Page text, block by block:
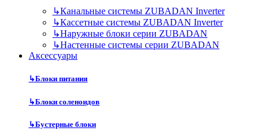
↳Канальные системы ZUBADAN Inverter
↳Кассетные системы ZUBADAN Inverter
↳Наружные блоки серии ZUBADAN
↳Настенные системы серии ZUBADAN
Аксесcуары
↳Блоки питания
↳Блоки соленоидов
↳Бустерные блоки